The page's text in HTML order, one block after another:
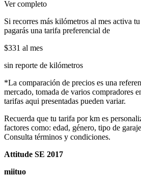
Ver completo
Si recorres más kilómetros al mes activa
pagarás una tarifa preferencial de
$331 al mes
sin reporte de kilómetros
*La comparación de precios es una
mercado, tomada de varios compradores
tarifas aqui presentadas pueden variar.
Recuerda que tu tarifa por km es
factores como: edad, género, tipo de
Consulta términos y condiciones.
Attitude SE 2017
miituo